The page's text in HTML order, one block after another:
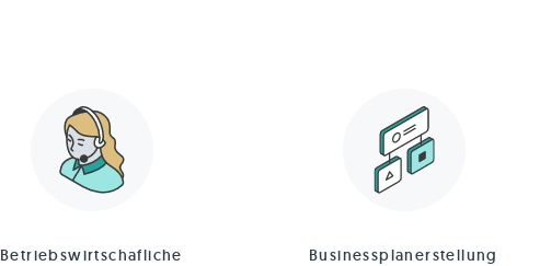
Betriebswirtschafliche
Businessplanerstellung